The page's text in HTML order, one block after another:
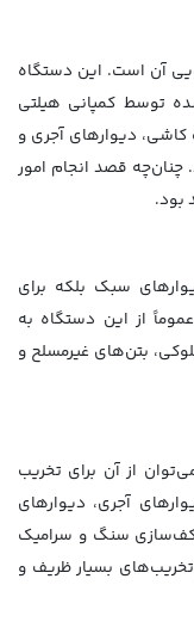
چکش تخریب هیلتی، نوع ۷ کیلویی آن است. این دستگاه
توسط کمپانی هیلتی
کاشی، دیوارهای آجری و
قصد انجام امور
بود.
دیوارهای سبک بلکه برای
از این دستگاه به
بتن‌های غیرمسلح و
بوده که می‌توان از آن برای تخریب
آجری، دیوارهای
کف‌سازی سنگ و سرامیک
تخریب‌های بسیار ظریف و